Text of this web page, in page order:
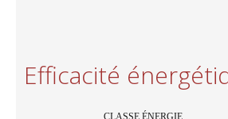
Efficacité